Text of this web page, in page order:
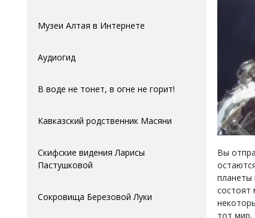
Музеи Алтая в Интернете
Аудиогид
В воде не тонет, в огне не горит!
Кавказский родственник Масяни
Скифские видения Ларисы
Пастушковой
Сокровища Березовой Луки
Вы
планеты
состоят
тот мир,